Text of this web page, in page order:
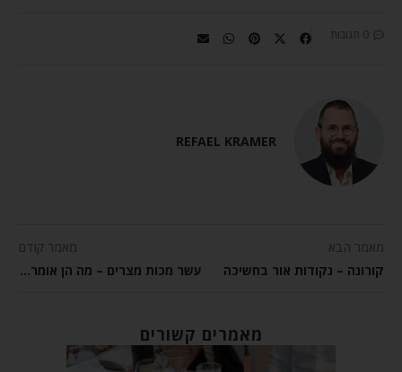
0 תגובות
REFAEL KRAMER
מאמר הבא
קורונה – נקודות אור בחשיכה
מאמר קודם
עשר מכות מצרים – מה הן אומרות?
מאמרים קשורים